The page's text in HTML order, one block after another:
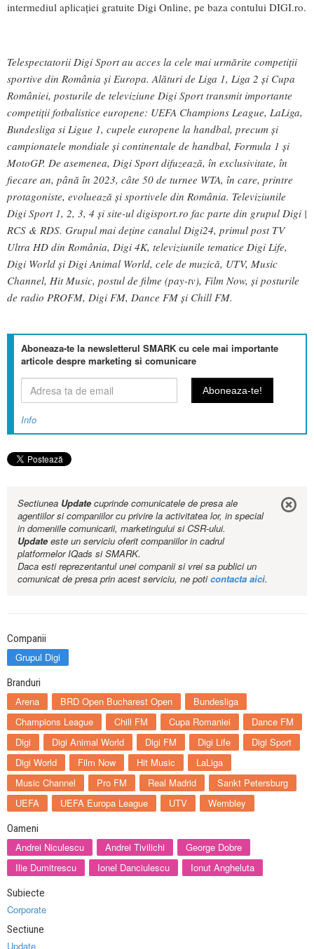
intermediul aplicației gratuite Digi Online, pe baza contului DIGI.ro.
Telespectatorii Digi Sport au acces la cele mai urmărite competiții
sportive din România și Europa. Alături de Liga 1, Liga 2 și Cupa
României, posturile de televiziune Digi Sport transmit importante
competiții fotbalistice europene: UEFA Champions League, LaLiga,
Bundesliga si Ligue 1, cupele europene la handbal, precum și
campionatele mondiale și continentale de handbal, Formula 1 și
MotoGP. De asemenea, Digi Sport difuzează, în exclusivitate, în
fiecare an, până în 2023, câte 50 de turnee WTA, în care, printre
protagoniste, evoluează și sportivele din România. Televiziunile
Digi Sport 1, 2, 3, 4 și site-ul digisport.ro fac parte din grupul Digi |
RCS & RDS. Grupul mai deține canalul Digi24, primul post TV
Ultra HD din România, Digi 4K, televiziunile tematice Digi Life,
Digi World și Digi Animal World, cele de muzică, UTV, Music
Channel, Hit Music, postul de filme (pay-tv), Film Now, și posturile
de radio PROFM, Digi FM, Dance FM și Chill FM.
Aboneaza-te la newsletterul SMARK cu cele mai importante
articole despre marketing si comunicare
Info
Sectiunea Updatecuprinde comunicatele de presa ale
agentiilor si companiilor cu privire la activitatea lor, in special
in domeniile comunicarii, marketingului si CSR-ului.
Updateeste un serviciu oferit companiilor in cadrul
platformelor IQads si SMARK.
Daca esti reprezentantul unei companii si vrei sa publici un
comunicat de presa prin acest serviciu, ne poticontacta aici.
Companii
Grupul Digi
Branduri
Arena BRD Open Bucharest Open
Bundesliga
Champions League
Chill FM Cupa Romaniei
Dance FM
Digi
Digi Animal World Digi FM Digi Life
Digi Sport
Digi World
Film Now Hit Music
LaLiga
Music Channel
Pro FM Real Madrid
Sankt Petersburg
UEFA
UEFA Europa League UTV Wembley
Oameni
Andrei Niculescu Andrei Tivilichi
George Dobre
Ilie Dumitrescu
Ionel Danciulescu Ionut Angheluta
Subiecte
Corporate
Sectiune
Update